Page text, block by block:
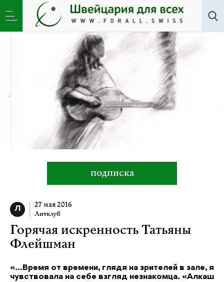
Литклуб Горячая искренность Татьяны Флейшман
подписка
27 мая 2016
Литклуб
Горячая искренность Татьяны
Флейшман
«…Время от времени, глядя на зрителей в зале, я
чувствовала на себе взгляд незнакомца. «Алкаш